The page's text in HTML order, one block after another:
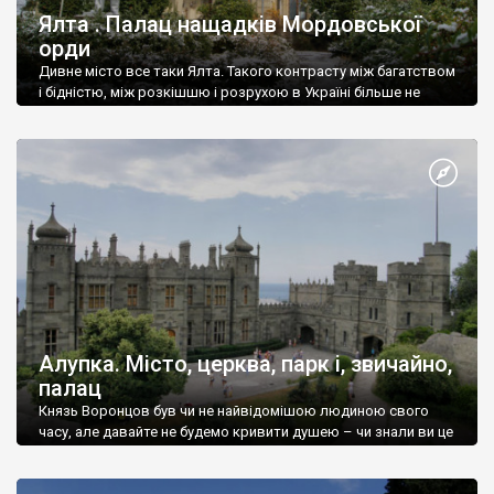
Ялта . Палац нащадків Мордовської
орди
Дивне місто все таки Ялта. Такого контрасту між багатством
і бідністю, між розкішшю і розрухою в Україні більше не
Алупка. Місто, церква, парк і, звичайно,
палац
Князь Воронцов був чи не найвідомішою людиною свого
часу, але давайте не будемо кривити душею – чи знали ви це